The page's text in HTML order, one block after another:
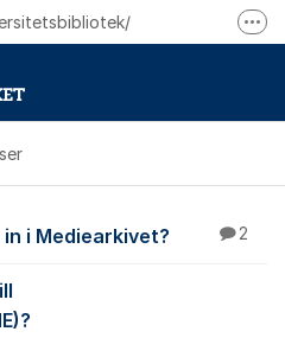
och
i Mediearkivet? 2